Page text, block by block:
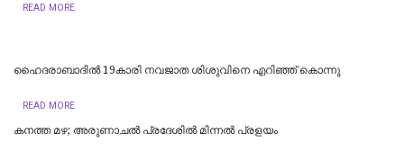
READ MORE
ഹൈദരാബാദില്‍ 19കാരി നവജാത ശിശുവിനെ എറിഞ്ഞ് കൊന്നു
READ MORE
കനത്ത മഴ; അരുണാചൽ പ്രദേശിൽ മിന്നൽ പ്രളയം